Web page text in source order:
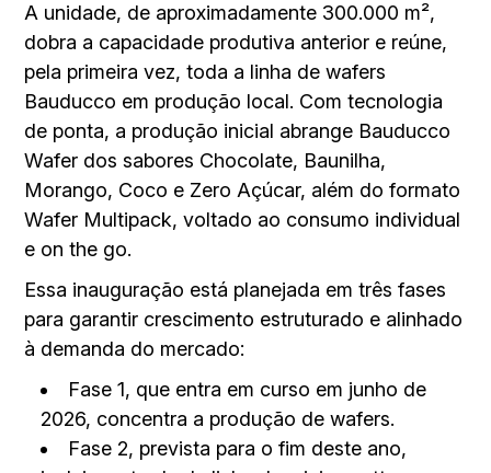
A unidade, de aproximadamente 300.000 m²,
dobra a capacidade produtiva anterior e reúne,
pela primeira vez, toda a linha de wafers
Bauducco em produção local. Com tecnologia
de ponta, a produção inicial abrange Bauducco
Wafer dos sabores Chocolate, Baunilha,
Morango, Coco e Zero Açúcar, além do formato
Wafer Multipack, voltado ao consumo individual
e on the go.
Essa inauguração está planejada em três fases
para garantir crescimento estruturado e alinhado
à demanda do mercado:
Fase 1, que entra em curso em junho de
2026, concentra a produção de wafers.
Fase 2, prevista para o fim deste ano,